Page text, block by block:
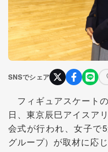
SNSでシェア
フィギュアスケート
日、東京辰巳アイスア
会式が行われ、女子で
グループ）が取材に応